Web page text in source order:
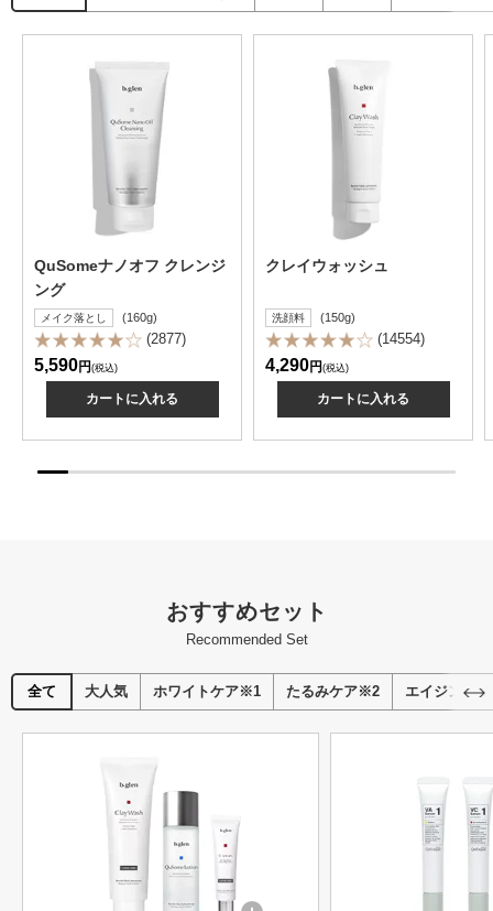
QuSomeナノオフ クレンジ
ング
メイク落とし (160g)
(2877)
5,590円(税込)
カートに入れる
クレイウォッシュ
洗顔料 (150g)
(14554)
4,290円(税込)
カートに入れる
おすすめセット
Recommended Set
全て 大人気 ホワイトケア※1 たるみケア※2 エイジング